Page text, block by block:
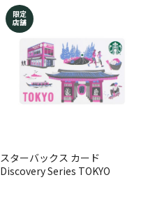
限定
店舗
スターバックス カード
Discovery Series TOKYO